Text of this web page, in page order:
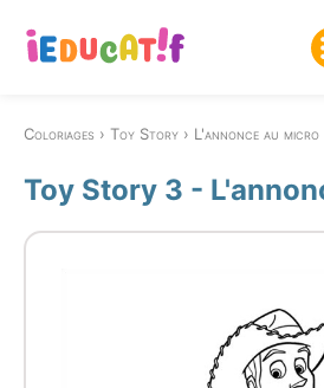
Coloriages Toy Story L'annonce au micro
Toy Story 3 -